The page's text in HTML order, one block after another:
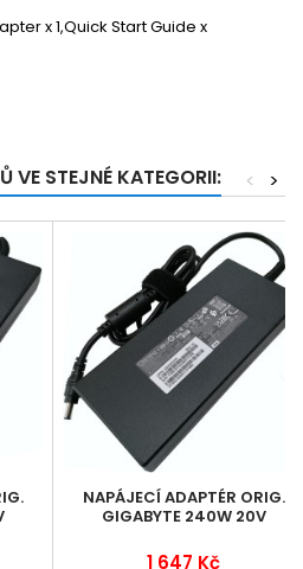
x 1,Quick Start Guide x
VE STEJNÉ KATEGORII: >
<
NAPÁJECÍ ADAPTÉR ORIG.
GIGABYTE 240W 20V
1 647 Kč